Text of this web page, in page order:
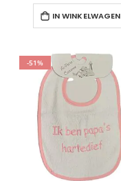
IN WINKELWAGEN
-51%